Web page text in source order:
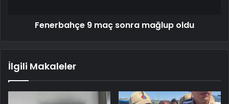
Fenerbahçe 9 maç sonra mağlup oldu
İlgili Makaleler